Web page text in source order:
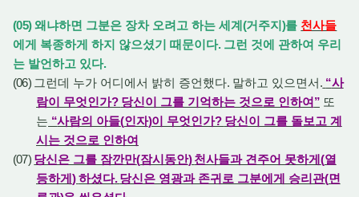
(05)왜냐하면 그분은 장차 오려고 하는 세계(거주지)를 천사들
에게 복종하게 하지 않으셨기 때문이다. 그런 것에 관하여 우리
는 발언하고 있다.
(06) 그런데 누가 어디에서 밝히 증언했다. 말하고 있으면서. “사
람이 무엇인가? 당신이 그를 기억하는 것으로 인하여” 또
는 “사람의 아들(인자)이 무엇인가? 당신이 그를 돌보고 계
시는 것으로 인하여
(07) 당신은 그를 잠깐만(잠시동안)천사들과 견주어 못하게(열
등하게)하셨다.당신은 영광과 존귀로 그분에게 승리관(면